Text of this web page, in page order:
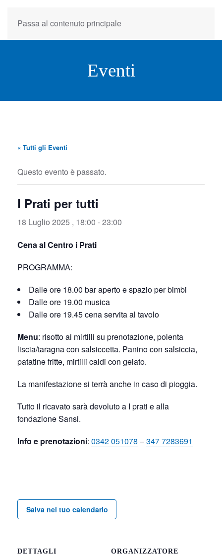
Passa al contenuto principale
Eventi
« Tutti gli Eventi
Questo evento è passato.
I Prati per tutti
18 Luglio 2025 , 18:00 -23:00
Cena al Centro i Prati
PROGRAMMA:
Dalle ore 18.00 bar aperto e spazio per bimbi
Dalle ore 19.00 musica
Dalle ore 19.45 cena servita al tavolo
Menu: risotto ai mirtilli su prenotazione, polenta
liscia/taragna con salsiccetta. Panino con salsiccia,
patatine fritte, mirtilli caldi con gelato.
La manifestazione si terrà anche in caso di pioggia.
Tutto il ricavato sarà devoluto a I prati e alla
fondazione Sansi.
Info e prenotazioni: 0342 051078 –347 7283691
Salva nel tuo calendario
DETTAGLI ORGANIZZATORE